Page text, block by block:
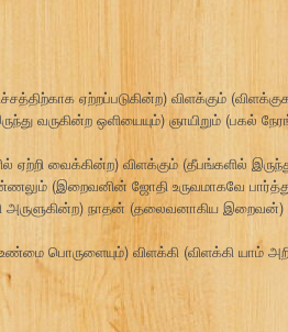
ஏற்றப்படுகின்ற) விளக்கும்
வருகின்ற ஒளியையும்) ஞாயிறும் (பகல்
வைக்கின்ற) விளக்கும் (தீபங்களில்
(இறைவனின் ஜோதி உருவமாகவே
நாதன் (தலைவனாகிய இறைவன்)
பொருளையும்) விளக்கி (விளக்கி யாம்